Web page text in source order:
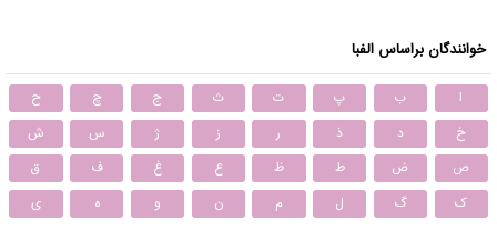
خوانندگان براساس الفبا
ا ب پ ت ث ج چ
ح
خ
د ذ ر ز ژ س
ش
ص
ض ط ظ ع غ ف
ق
ک
گ ل م ن و ه ی